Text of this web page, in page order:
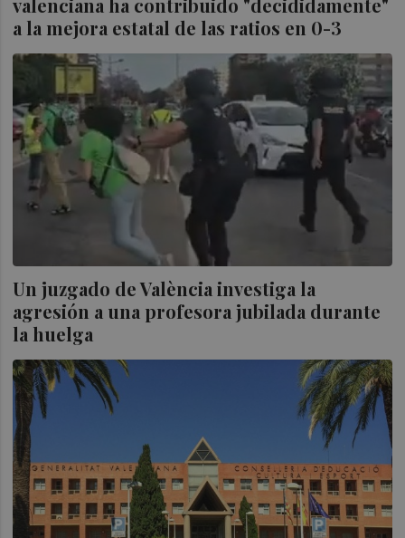
valenciana ha contribuido "decididamente"
a la mejora estatal de las ratios en 0-3
Un juzgado de València investiga la
agresión a una profesora jubilada durante
la huelga